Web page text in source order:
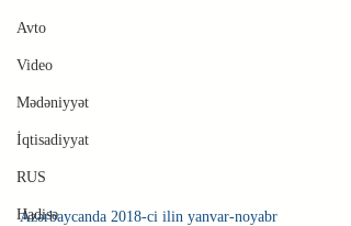
Avto
Video
Mədəniyyət
İqtisadiyyat
RUS
Hadisə
Azərbaycanda 2018-ci ilin yanvar-noyabr